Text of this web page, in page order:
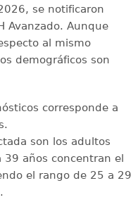
se notificaron
Avanzado. Aunque
al mismo
demográficos son
corresponde a
son los adultos
39 años concentran el
el rango de 25 a 29